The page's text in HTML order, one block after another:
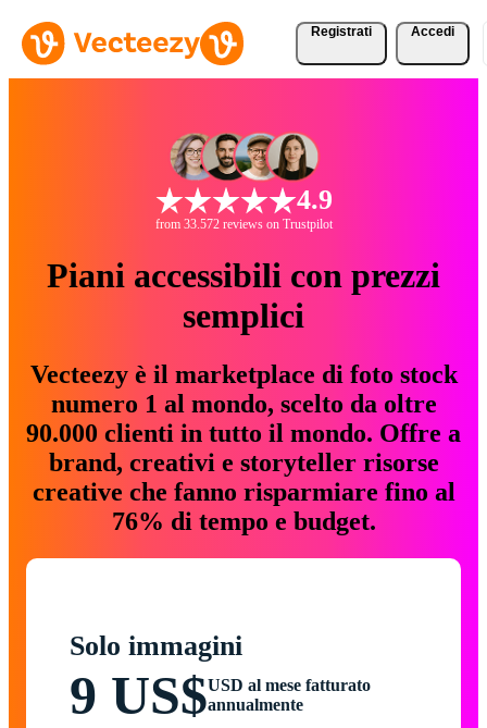
Registrati Accedi
4.9
from 33.572 reviews on Trustpilot
Piani accessibili con prezzi
semplici
Vecteezy è il marketplace di foto stock
numero 1 al mondo, scelto da oltre
90.000 clienti in tutto il mondo. Offre a
brand, creativi e storyteller risorse
creative che fanno risparmiare fino al
76% di tempo e budget.
Solo immagini
9 US$USD al mese fatturato
annualmente